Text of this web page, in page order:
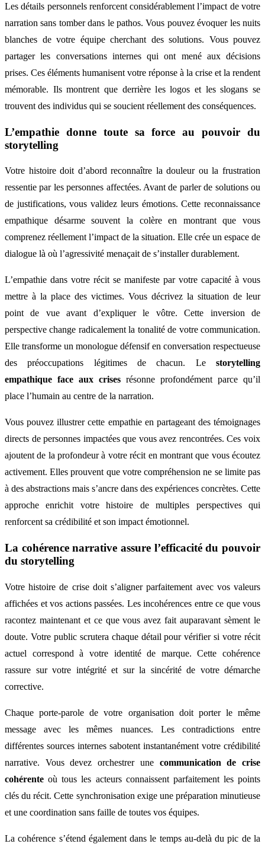
Les détails personnels renforcent considérablement l’impact de votre
narration sans tomber dans le pathos. Vous pouvez évoquer les nuits
blanches de votre équipe cherchant des solutions. Vous pouvez
partager les conversations internes qui ont mené aux décisions
prises. Ces éléments humanisent votre réponse à la crise et la rendent
mémorable. Ils montrent que derrière les logos et les slogans se
trouvent des individus qui se soucient réellement des conséquences.
L’empathie donne toute sa force au pouvoir du
storytelling
Votre histoire doit d’abord reconnaître la douleur ou la frustration
ressentie par les personnes affectées. Avant de parler de solutions ou
de justifications, vous validez leurs émotions. Cette reconnaissance
empathique désarme souvent la colère en montrant que vous
comprenez réellement l’impact de la situation. Elle crée un espace de
dialogue là où l’agressivité menaçait de s’installer durablement.
L’empathie dans votre récit se manifeste par votre capacité à vous
mettre à la place des victimes. Vous décrivez la situation de leur
point de vue avant d’expliquer le vôtre. Cette inversion de
perspective change radicalement la tonalité de votre communication.
Elle transforme un monologue défensif en conversation respectueuse
des préoccupations légitimes de chacun. Le storytelling
empathique face aux crises résonne profondément parce qu’il
place l’humain au centre de la narration.
Vous pouvez illustrer cette empathie en partageant des témoignages
directs de personnes impactées que vous avez rencontrées. Ces voix
ajoutent de la profondeur à votre récit en montrant que vous écoutez
activement. Elles prouvent que votre compréhension ne se limite pas
à des abstractions mais s’ancre dans des expériences concrètes. Cette
approche enrichit votre histoire de multiples perspectives qui
renforcent sa crédibilité et son impact émotionnel.
La cohérence narrative assure l’efficacité du pouvoir
du storytelling
Votre histoire de crise doit s’aligner parfaitement avec vos valeurs
affichées et vos actions passées. Les incohérences entre ce que vous
racontez maintenant et ce que vous avez fait auparavant sèment le
doute. Votre public scrutera chaque détail pour vérifier si votre récit
actuel correspond à votre identité de marque. Cette cohérence
rassure sur votre intégrité et sur la sincérité de votre démarche
corrective.
Chaque porte-parole de votre organisation doit porter le même
message avec les mêmes nuances. Les contradictions entre
différentes sources internes sabotent instantanément votre crédibilité
narrative. Vous devez orchestrer une communication de crise
cohérente où tous les acteurs connaissent parfaitement les points
clés du récit. Cette synchronisation exige une préparation minutieuse
et une coordination sans faille de toutes vos équipes.
La cohérence s’étend également dans le temps au-delà du pic de la